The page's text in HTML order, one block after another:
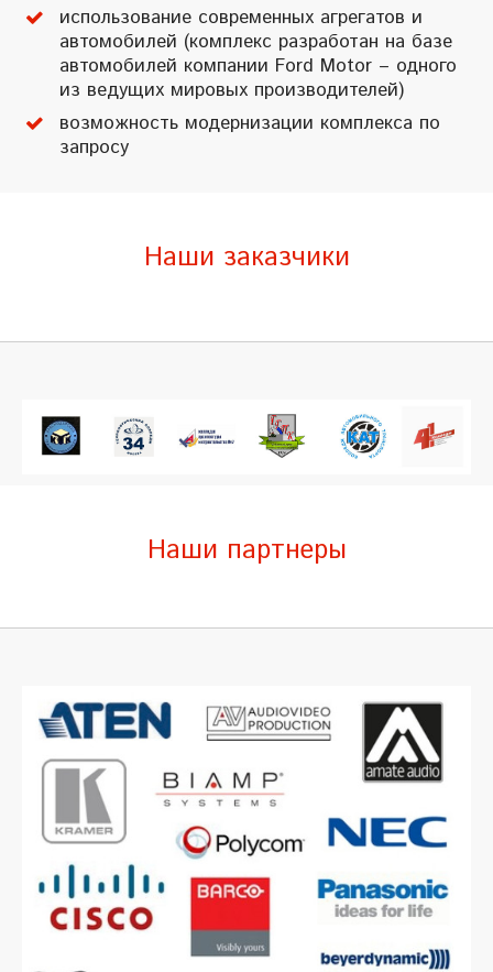
использование современных агрегатов и
автомобилей (комплекс разработан на базе
автомобилей компании Ford Motor – одного
из ведущих мировых производителей)
возможность модернизации комплекса по
запросу
Наши заказчики
Наши партнеры